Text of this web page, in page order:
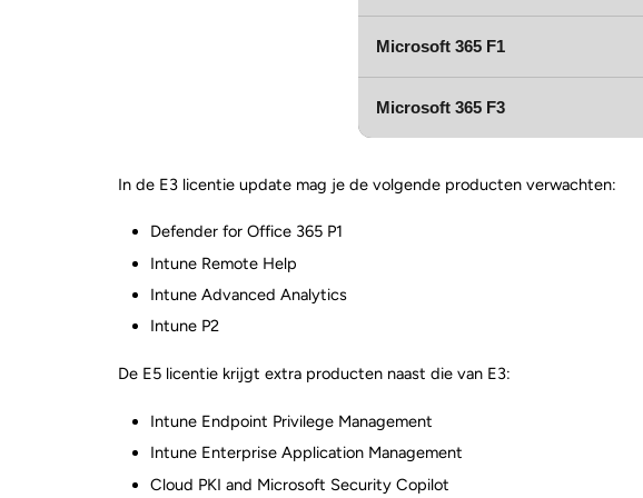
Microsoft 365 F1
Microsoft 365 F3
In de E3 licentie update mag je de volgende producten verwachten:
Defender for Office 365 P1
Intune Remote Help
Intune Advanced Analytics
Intune P2
De E5 licentie krijgt extra producten naast die van E3:
Intune Endpoint Privilege Management
Intune Enterprise Application Management
Cloud PKI and Microsoft Security Copilot